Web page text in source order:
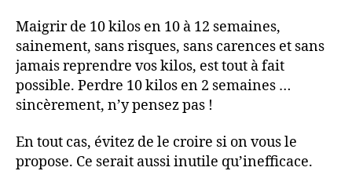
Maigrir de 10 kilos en 10 à 12 semaines,
sainement, sans risques, sans carences et sans
jamais reprendre vos kilos, est tout à fait
possible. Perdre 10 kilos en 2 semaines …
sincèrement, n’y pensez pas !
En tout cas, évitez de le croire si on vous le
propose. Ce serait aussi inutile qu’inefficace.